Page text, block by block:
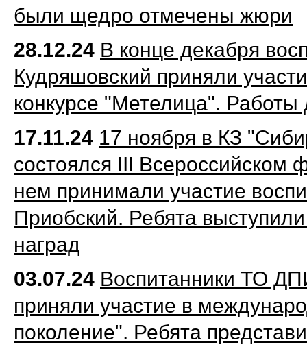
были щедро отмечены жюри
28.12.24 В конце декабря
Кудряшовский приняли
конкурсе "Метелица". Работы
17.11.24 17 ноября в КЗ
состоялся III Всероссийском
нем принимали участие
Приобский. Ребята
наград
03.07.24 Воспитанники ТО
приняли участие в
поколение". Ребята